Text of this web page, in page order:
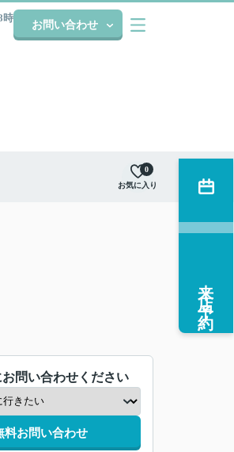
時
お問い合わせ
お気に入り
0
問い合わせください
料お問い合わせ
来店予約